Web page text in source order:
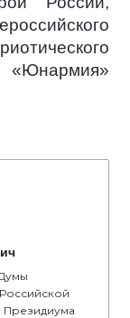
Президиума